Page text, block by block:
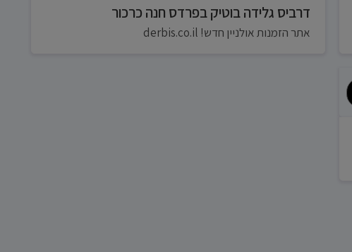
דרביס גלידה בוטיק בפרדס חנה כרכור
אתר הזמנות אולניין חדש! derbis.co.il